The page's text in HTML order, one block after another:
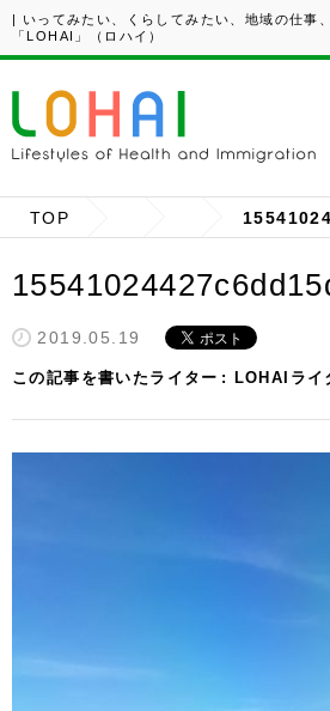
| いってみたい、くらしてみたい、地域の仕事
「LOHAI」（ロハイ）
TOP
2019.05.19
この記事を書いたライター LOHAIライ